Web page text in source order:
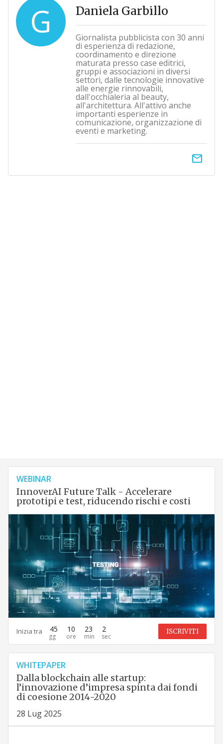
G Daniela Garbillo
Giornalista pubblicista con 30 anni
di esperienza di redazione,
coordinamento e direzione
maturata presso case editrici,
gruppi e associazioni in diversi
settori, dalle tecnologie innovative
alle energie rinnovabili,
dall'occhialeria al beauty,
all'architettura. All'attivo anche
importanti esperienze in
comunicazione, organizzazione di
eventi e marketing.
email
WEBINAR
InnoverAI Future Talk - Accelerare
prototipi e test, riducendo rischi e costi
Inizia tra 45 10 23 1 ISCRIVITI
WHITEPAPER
Dalla blockchain alle startup:
l’innovazione d’impresa spinta dai fondi
di coesione 2014-2020
28 Lug 2025